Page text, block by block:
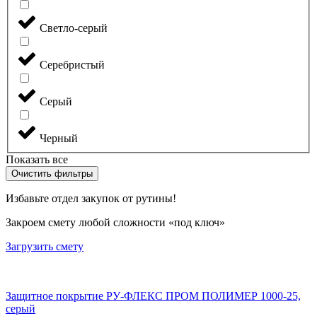
Светло-серый
Серебристый
Серый
Черный
Показать все
Очистить фильтры
Избавьте отдел закупок от рутины!
Закроем смету любой сложности «под ключ»
Загрузить смету
Защитное покрытие РУ-ФЛЕКС ПРОМ ПОЛИМЕР 1000-25,
серый